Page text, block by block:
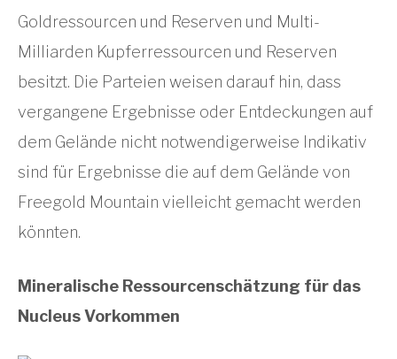
Goldressourcen und Reserven und Multi-
Milliarden Kupferressourcen und Reserven
besitzt. Die Parteien weisen darauf hin, dass
vergangene Ergebnisse oder Entdeckungen auf
dem Gelände nicht notwendigerweise Indikativ
sind für Ergebnisse die auf dem Gelände von
Freegold Mountain vielleicht gemacht werden
könnten.
Mineralische Ressourcenschätzung für das
Nucleus Vorkommen